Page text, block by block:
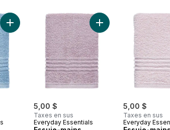
Ajouter Essuie-mains Perform, bleu pervenche
5,00 $
Taxes en sus
Everyday Essentials
Ajouter Essuie-
5,00 $
Taxes en sus
Everyday